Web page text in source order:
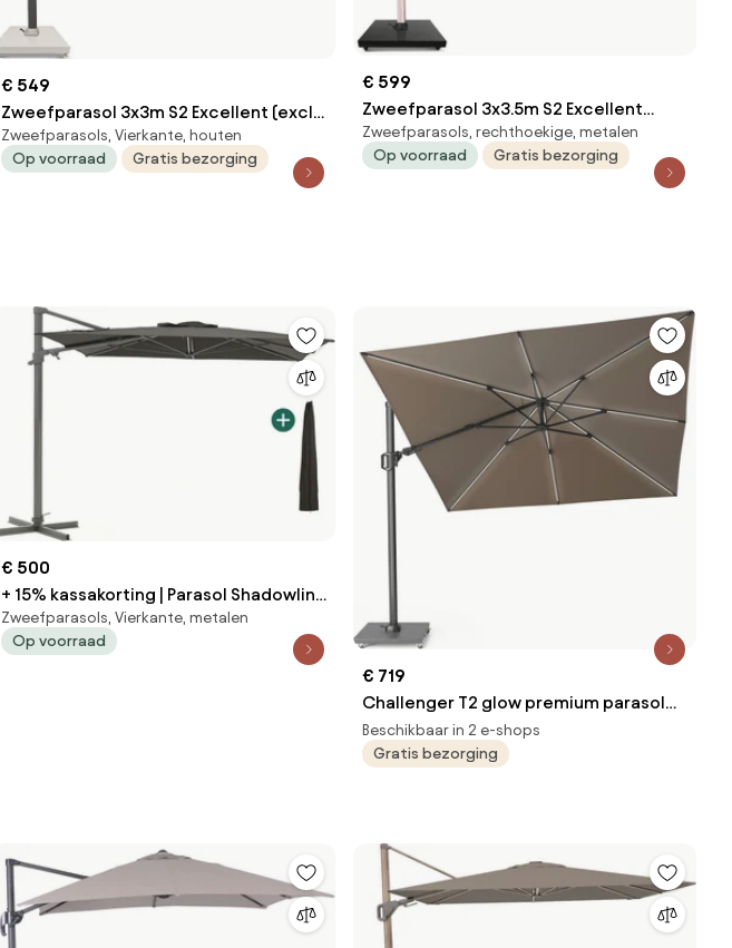
€ 549
Zweefparasol 3x3m S2 Excellent (excl.
voet) Taupe-naturel-bruin Camello
Luna
Zweefparasols, Vierkante, houten
Op voorraad
Gratis bezorging
€ 599
Zweefparasol 3x3.5m S2 Excellent
(excl. voet) Grijs-antraciet Camello
Luna
Zweefparasols, rechthoekige, metalen
Op voorraad
Gratis bezorging
€ 500
+ 15% kassakorting | Parasol Shadowline
Francisco | Inclusief hoes | Vierkant |
300x300cm | Met draaihendel | Zwart |
Zweefparasols, Vierkante, metalen
Op voorraad
€ 719
Challenger T2 glow premium parasol
300x300 cm antraciet havanna
Beschikbaar in 2 e-shops
Gratis bezorging